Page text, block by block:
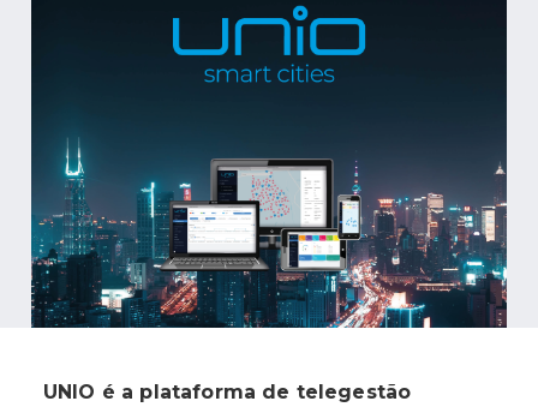
UNIO é a plataforma de telegestão